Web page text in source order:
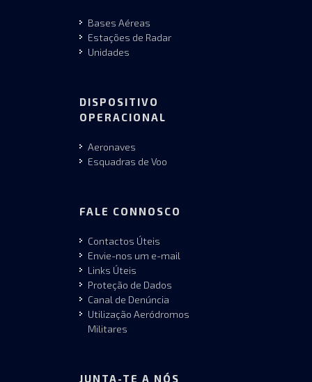
Bases Aéreas
Estações de Radar
Unidades
DISPOSITIVO
OPERACIONAL
Aeronaves
Esquadras de Voo
FALE CONNOSCO
Contactos Úteis
Envie-nos um e-mail
Links Úteis
Proteção de Dados
Canal de Denúncia
Utilização Aeródromos
Militares
JUNTA-TE A NÓS